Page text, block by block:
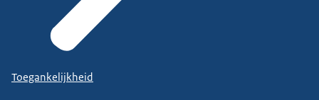
Toegankelijkheid